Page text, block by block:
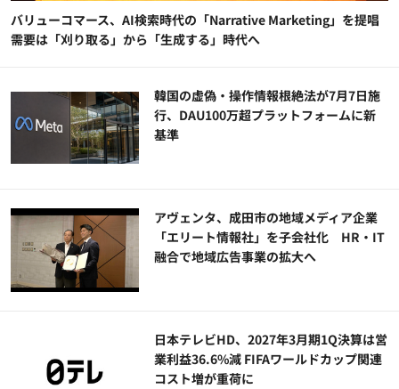
バリューコマース、AI検索時代の「Narrative Marketing」を提唱
需要は「刈り取る」から「生成する」時代へ
韓国の虚偽・操作情報根絶法が7月7日施
行、DAU100万超プラットフォームに新
基準
アヴェンタ、成田市の地域メディア企業
「エリート情報社」を子会社化 HR・IT
融合で地域広告事業の拡大へ
日本テレビHD、2027年3月期1Q決算は営
業利益36.6%減 FIFAワールドカップ関連
コスト増が重荷に